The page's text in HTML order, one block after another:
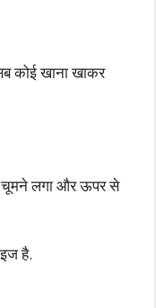
कोई खाना खाकर
चूमने लगा और ऊपर से
है.